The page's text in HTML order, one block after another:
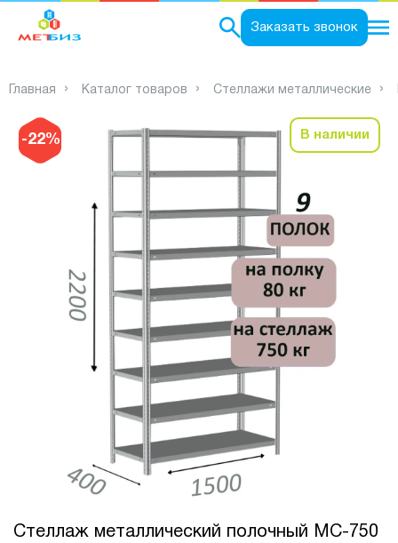
Заказать звонок
Главная Каталог товаров Стеллажи металлические
-22% В наличии
Стеллаж металлический полочный МС-750